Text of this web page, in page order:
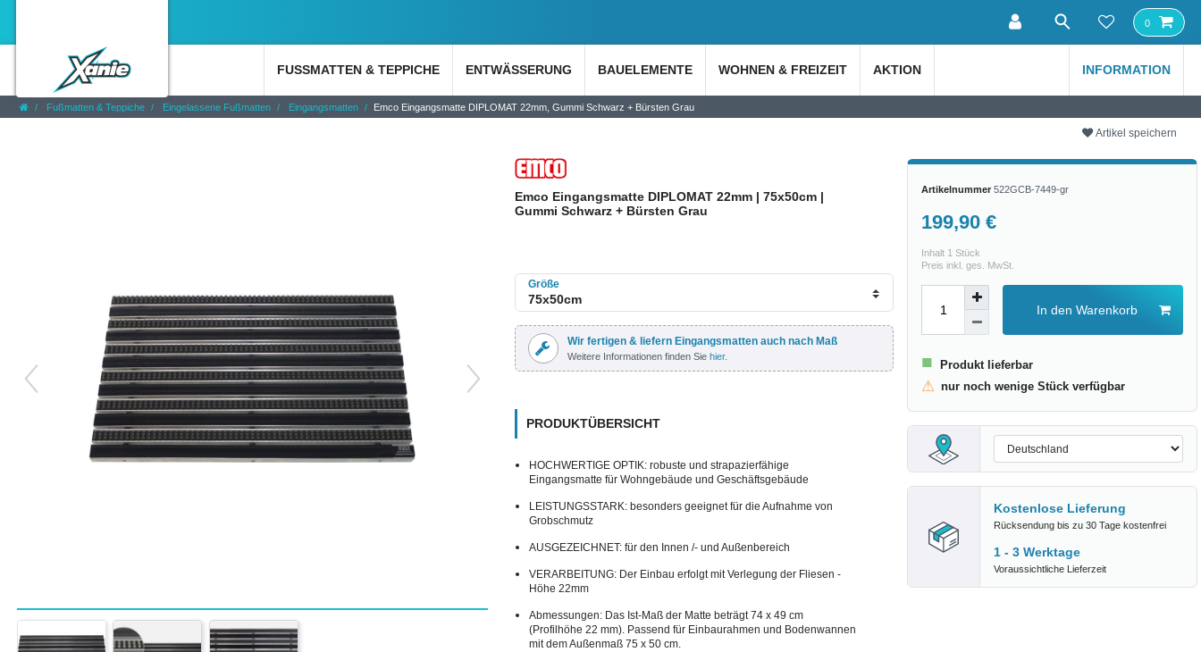
0
FUSSMATTEN & TEPPICHE ENTWÄSSERUNG BAUELEMENTE WOHNEN & FREIZEIT AKTION INFORMATION
Fußmatten & Teppiche Eingelassene Fußmatten Eingangsmatten Emco Eingangsmatte DIPLOMAT 22mm, Gummi Schwarz + Bürsten Grau
Emco Eingangsmatte DIPLOMAT 22mm | 75x50cm |
Gummi Schwarz + Bürsten Grau
Artikel speichern
Größe
Wir fertigen & liefern Eingangsmatten auch nach Maß
Weitere Informationen finden Sie hier.
PRODUKTÜBERSICHT
HOCHWERTIGE OPTIK: robuste und strapazierfähige
Eingangsmatte für Wohngebäude und Geschäftsgebäude
LEISTUNGSSTARK: besonders geeignet für die Aufnahme von
Grobschmutz
AUSGEZEICHNET: für den Innen /- und Außenbereich
VERARBEITUNG: Der Einbau erfolgt mit Verlegung der Fliesen -
Höhe 22mm
Abmessungen: Das Ist-Maß der Matte beträgt 74 x 49 cm
(Profilhöhe 22 mm). Passend für Einbaurahmen und Bodenwannen
mit dem Außenmaß 75 x 50 cm.
Artikelnummer522GCB-7449-gr
199,90 €
Inhalt 1Stück
Preis inkl. ges. MwSt.
In den Warenkorb
■ Produkt lieferbar
⚠ nur noch wenige Stück verfügbar
Kostenlose Lieferung
Rücksendung bis zu 30 Tage kostenfrei
1 - 3 Werktage
Voraussichtliche Lieferzeit